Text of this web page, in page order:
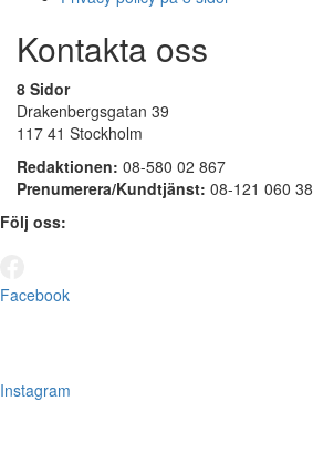
Kontakta oss
8 Sidor
Drakenbergsgatan 39
117 41 Stockholm
Redaktionen: 08-580 02 867
Prenumerera/Kundtjänst: 08-121 060 38
Följ oss:
Facebook
Instagram